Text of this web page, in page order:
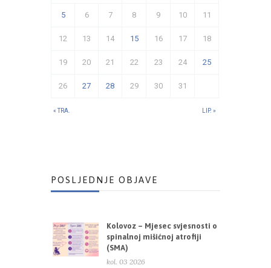
« TRA. LIP. »
5 6 7 8 9 10 11
12 13 14 15 16 17 18
19 20 21 22 23 24 25
26 27 28 29 30 31
POSLJEDNJE OBJAVE
Kolovoz – Mjesec svjesnosti o
spinalnoj mišićnoj atrofiji
(SMA)
kol. 03 2026